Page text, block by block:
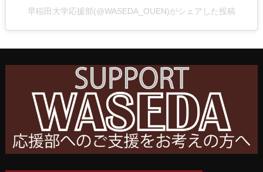
早稲田大学応援部(@WASEDA_OUEN)がシェアした投稿